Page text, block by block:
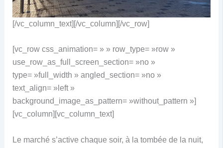
[/vc_column_text][/vc_column][/vc_row]
[vc_row css_animation= » » row_type= »row »
use_row_as_full_screen_section= »no »
type= »full_width » angled_section= »no »
text_align= »left »
background_image_as_pattern= »without_pattern »]
[vc_column][vc_column_text]
Le marché s’active chaque soir, à la tombée de la nuit,